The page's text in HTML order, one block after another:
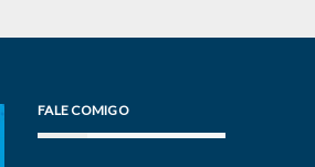
FALE COMIGO